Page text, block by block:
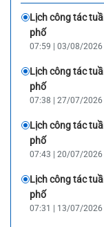
Lịch công tác
phố
07:59 | 03/08/2026
Lịch công tác
phố
07:38 | 27/07/2026
Lịch công tác
phố
07:43 | 20/07/2026
Lịch công tác
phố
07:31 | 13/07/2026